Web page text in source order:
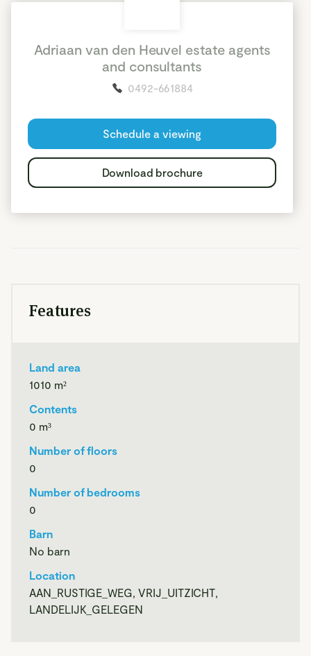
ALGEMEEN
Royale bouwkavel gelegen in Ysselsteyn voor de bouw van
De bouwkavel is gelegen op ca. 1,5 km van de dorpskern
van Ysselsteyn, waar men voor dagelijkse voorzieningen
terecht kan. Vrij en landelijk gelegen direct aan de rand van
natuurgebied "Rouwkuilen". Een ideale locatie voor
N, nummer 2797 en groot: 1.010 m²
BESTEMMING
De bouwkavel is gelegen in het Bestemmingsplan:
"Rouwkuilenweg ong Ysselsteyn" en is vastgesteld door de
raad van de gemeente Venray op 19 april 2011
Het object heeft de bestemming: Wonen
Met aanduiding:
- Bouwvlak
Aan huis gebonden beroep tot 40 m² (max. 70 m²)
Mantelzorgwoning tot 70 m² (mits medische indicatie)
Adriaan van den Heuvel estate agents
and consultants
0492-661884
Schedule a viewing
Download brochure
Features
Land area
1010 m²
Contents
0 m³
Number of floors
0
Number of bedrooms
0
Barn
No barn
Location
AAN_RUSTIGE_WEG, VRIJ_UITZICHT,
LANDELIJK_GELEGEN